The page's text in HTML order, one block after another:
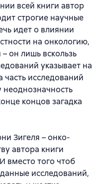
всей книги автор
строгие научные
идет о влиянии
на онкологию,
он лишь вскользь
указывает на
часть исследований
концов загадка
Зигеля – онко-
автора книги
вместо того чтоб
исследований,